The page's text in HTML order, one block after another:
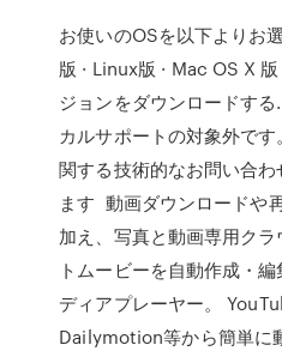
お使いのOSを以下よりお
版 · Linux版 · Mac OS X
ジョンをダウンロードす
カルサポートの対象外で
関する技術的なお問い合
ます 動画ダウンロードや
加え、写真と動画専用ク
トムービーを自動作成・
ディアプレーヤー。
Dailymotion等から簡単に